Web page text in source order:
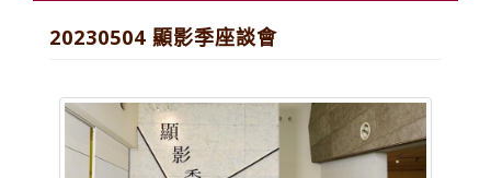
20230504 顯影季座談會